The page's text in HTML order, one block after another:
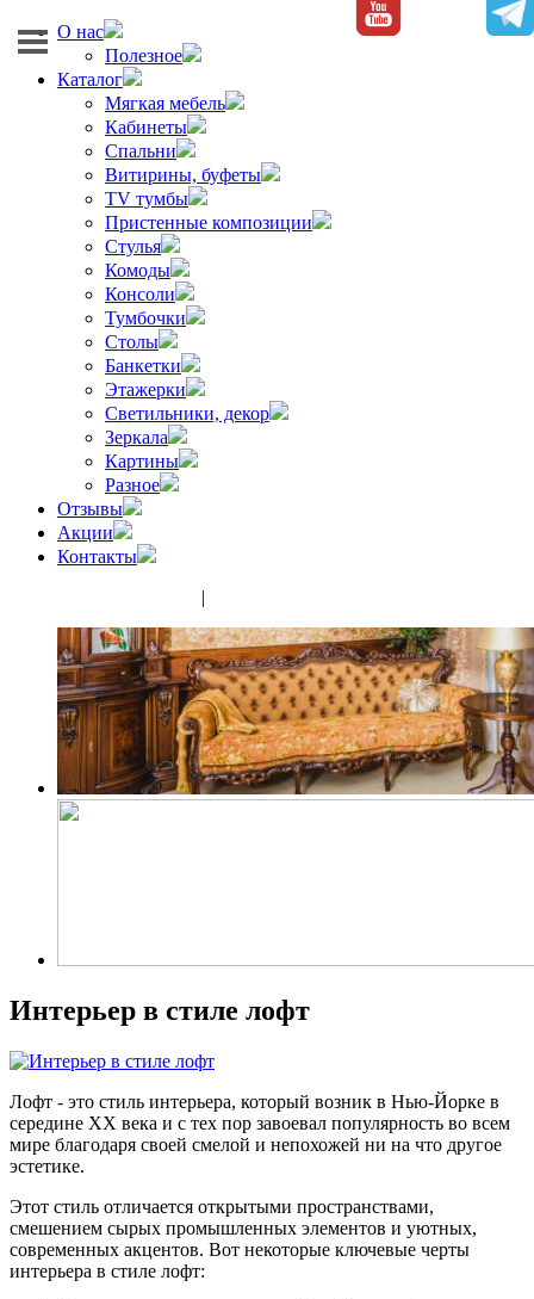
О нас
Полезное
Каталог
Мягкая мебель
Кабинеты
Спальни
Витирины, буфеты
TV тумбы
Пристенные композиции
Стулья
Комоды
Консоли
Тумбочки
Столы
Банкетки
Этажерки
Светильники, декор
Зеркала
Картины
Разное
Отзывы
Акции
Контакты
|
Интерьер в стиле лофт
Лофт - это стиль интерьера, который возник в Нью-Йорке в
середине XX века и с тех пор завоевал популярность во всем
мире благодаря своей смелой и непохожей ни на что другое
эстетике.
Этот стиль отличается открытыми пространствами,
смешением сырых промышленных элементов и уютных,
современных акцентов. Вот некоторые ключевые черты
интерьера в стиле лофт: